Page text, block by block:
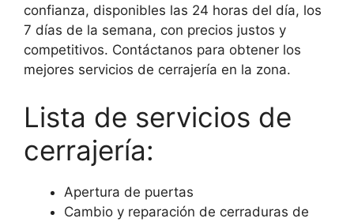
confianza, disponibles las 24 horas del día, los
7 días de la semana, con precios justos y
competitivos. Contáctanos para obtener los
mejores servicios de cerrajería en la zona.
Lista de servicios de
cerrajería:
Apertura de puertas
Cambio y reparación de cerraduras de